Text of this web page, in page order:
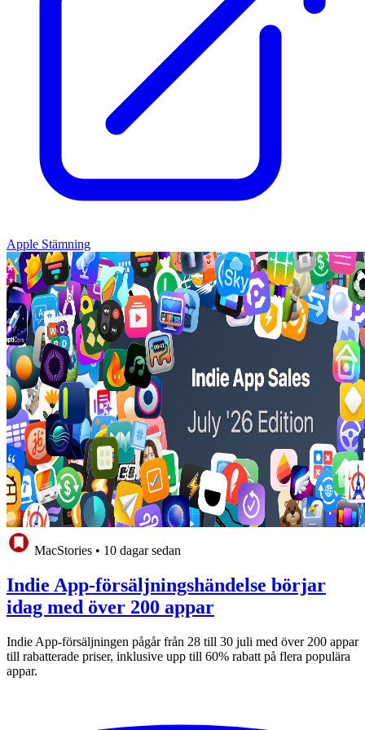
Apple Stämning
MacStories • 10 dagar sedan
Indie App-försäljningshändelse börjar
idag med över 200 appar
Indie App-försäljningen pågår från 28 till 30 juli med över 200 appar
till rabatterade priser, inklusive upp till 60% rabatt på flera populära
appar.